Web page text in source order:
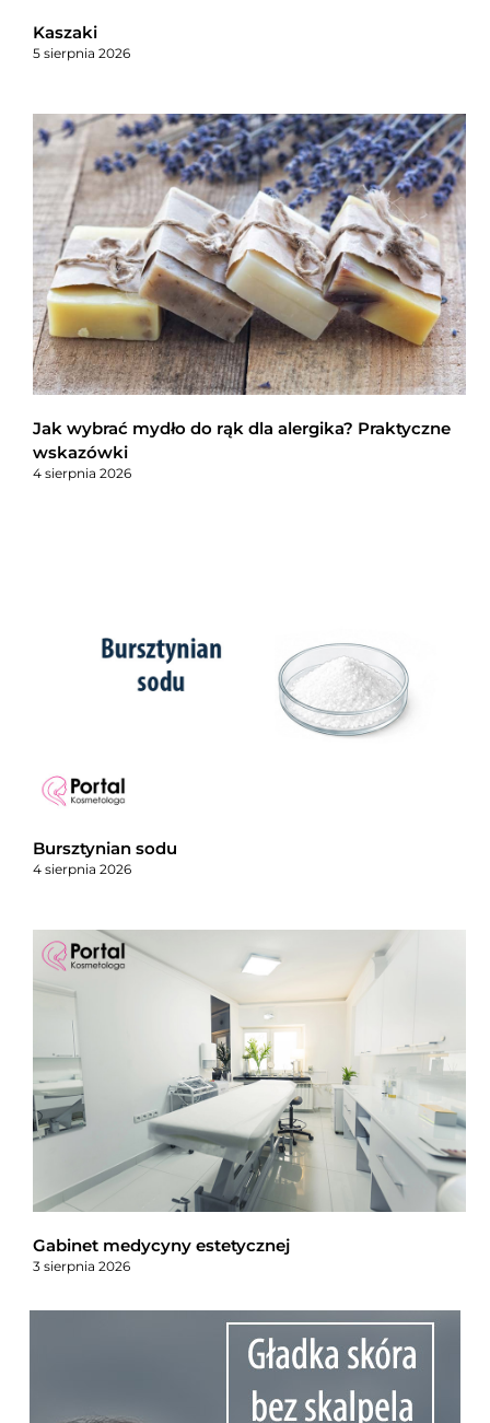
Kaszaki
5 sierpnia 2026
Jak wybrać mydło do rąk dla alergika? Praktyczne
wskazówki
4 sierpnia 2026
Bursztynian sodu
4 sierpnia 2026
Gabinet medycyny estetycznej
3 sierpnia 2026